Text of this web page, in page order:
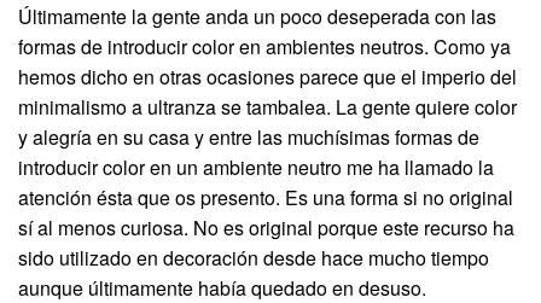
Últimamente la gente anda un poco deseperada con las
formas de introducir color en ambientes neutros. Como ya
hemos dicho en otras ocasiones parece que el imperio del
minimalismo a ultranza se tambalea. La gente quiere color
y alegría en su casa y entre las muchísimas formas de
introducir color en un ambiente neutro me ha llamado la
atención ésta que os presento. Es una forma si no original
sí al menos curiosa. No es original porque este recurso ha
sido utilizado en decoración desde hace mucho tiempo
aunque últimamente había quedado en desuso.